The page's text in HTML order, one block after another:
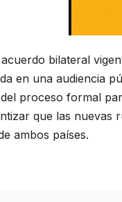
bilateral
en una audiencia
proceso formal
que las nuevas
ambos países.